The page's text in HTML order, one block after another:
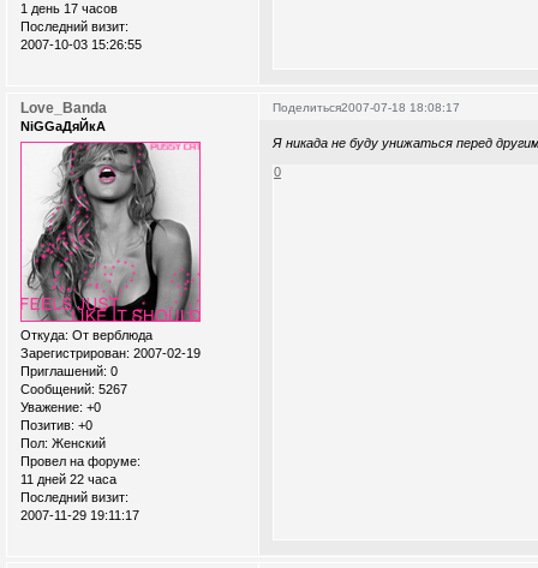
1 день 17 часов
Последний визит:
2007-10-03 15:26:55
Поделиться2007-07-18 18:08:17
Love_Banda
NiGGaДяЙкА
Откуда: От верблюда
Зарегистрирован: 2007-02-19
Приглашений: 0
Сообщений: 5267
Уважение: +0
Позитив: +0
Пол: Женский
Провел на форуме:
11 дней 22 часа
Последний визит:
2007-11-29 19:11:17
Я никада не буду унижаться перед
0